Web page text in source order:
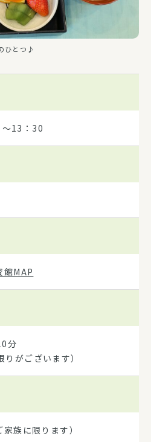
ひとつ♪
13：30
館MAP
分
がございます）
族に限ります）